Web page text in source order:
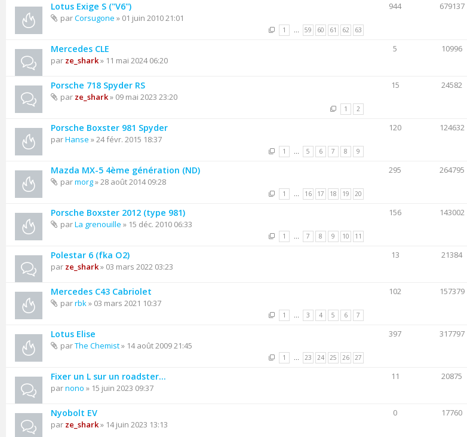
Lotus Exige S ("V6")
parCorsugone » 01 juin 2010 21:01
1 … 59 60 61 62 63
944 679137
Mercedes CLE
par ze_shark» 11 mai 2024 06:20
5 10996
Porsche 718 Spyder RS
par ze_shark» 09 mai 2023 23:20
1 2
15 24582
Porsche Boxster 981 Spyder
parHanse » 24 févr. 2015 18:37
1 … 5 6 7 8 9
120 124632
Mazda MX-5 4ème génération (ND)
parmorg» 28 août 2014 09:28
1 … 16 17 18 19 20
295 264795
Porsche Boxster 2012 (type 981)
parLa grenouille » 15 déc. 2010 06:33
1 … 7 8 9 10 11
156 143002
Polestar 6 (fka O2)
par ze_shark» 03 mars 2022 03:23
13 21384
Mercedes C43 Cabriolet
parrbk» 03 mars 2021 10:37
1 … 3 4 5 6 7
102 157379
Lotus Elise
parThe Chemist» 14 août 2009 21:45
1 … 23 24 25 26 27
397 317797
Fixer un L sur un roadster…
parnono » 15 juin 2023 09:37
11 20875
Nyobolt EV
par ze_shark» 14 juin 2023 13:13
0 17760